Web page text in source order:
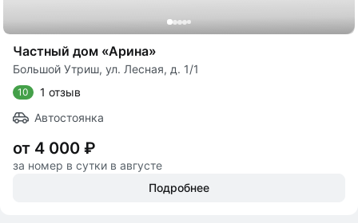
Частный дом «Арина»
Большой Утриш, ул. Лесная, д. 1/1
10
1 отзыв
Автостоянка
от 4 000 ₽
за номер в сутки в августе
Подробнее